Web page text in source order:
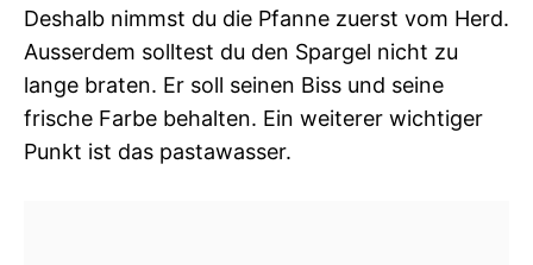
Deshalb nimmst du die Pfanne zuerst vom Herd.
Ausserdem solltest du den Spargel nicht zu
lange braten. Er soll seinen Biss und seine
frische Farbe behalten. Ein weiterer wichtiger
Punkt ist das pastawasser.